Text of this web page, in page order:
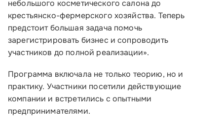
Малому и среднему бизнесу
Банкам и финансовым организациям
небольшого косметического салона до
крестьянско-фермерского хозяйства. Теперь
предстоит большая задача помочь
зарегистрировать бизнес и сопроводить
участников до полной реализации».
Программа включала не только теорию, но и
практику. Участники посетили действующие
компании и встретились с опытными
предпринимателями.